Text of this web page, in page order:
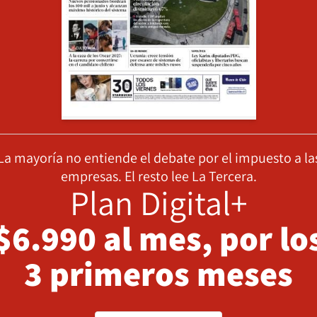
mayoría no entiende el debate por el impuesto a
empresas. El resto lee La Tercera.
Plan Digital+
al mes, por
3 primeros meses